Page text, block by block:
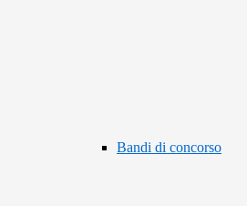
Bandi di concorso